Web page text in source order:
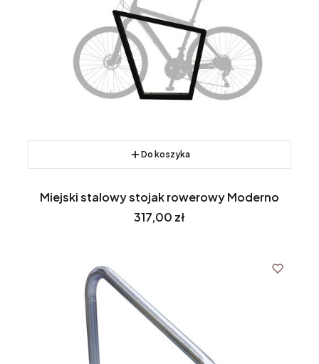
Do koszyka
Miejski stalowy stojak rowerowy Moderno
Cena
317,00 zł